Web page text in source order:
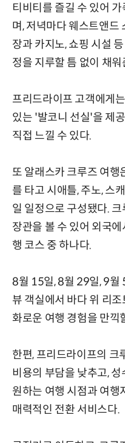
티비티를 즐길 수 있어
며, 저녁마다 웨스트앤드
장과 카지노, 쇼핑 시설
정을 지루할 틈 없이 채워
프리드라이프 고객에게
있는 '발코니 선실'을 제
직접 느낄 수 있다.
또 알래스카 크루즈 여
를 타고 시애틀, 주노, 스
일 일정으로 구성됐다.
장관을 볼 수 있어 외국
행 코스 중 하나다.
8월 15일, 8월 29일, 9월
뷰 객실에서 바다 위 리
화로운 여행 경험을 만끽
한편, 프리드라이프의 크
비용의 부담을 낮추고,
원하는 여행 시점과 여행
매력적인 전환 서비스다.